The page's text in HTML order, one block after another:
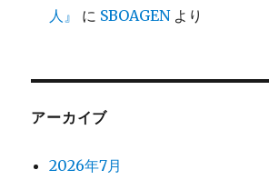
人』
に SBOAGENより
アーカイブ
2026年7月